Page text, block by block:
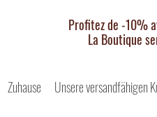
Profitez de -10%
La Boutique
Zuhause Unsere versandfähigen